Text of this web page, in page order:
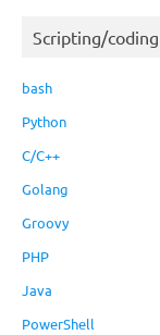
Scripting/coding
bash
Python
C/C++
Golang
Groovy
PHP
Java
PowerShell